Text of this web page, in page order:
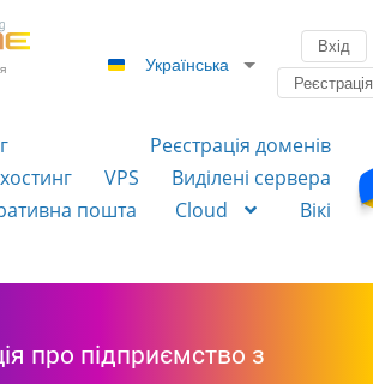
Українська
Вхід
Реєстрація
Реєстрація доменів
VPS
Виділені сервера
пошта
Cloud
Вікі
про підприємство з